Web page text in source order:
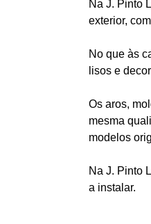
Na J. Pinto
exterior,
No que às
lisos e
Os aros,
mesma
modelos
Na J. Pinto
a instalar.